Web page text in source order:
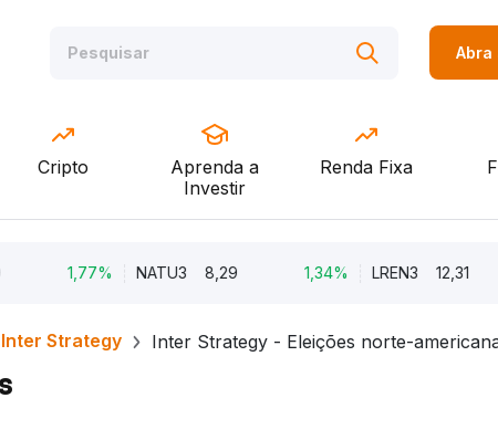
Abra
Cripto
Aprenda a
Investir
Renda Fixa
NATU3 8,29 LREN3 12,31
Inter Strategy Inter Strategy - Eleições norte-